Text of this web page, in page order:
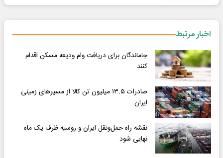
اخبار مرتبط
جاماندگان برای دریافت وام ودیعه مسکن اقدام
کنند
صادرات ۱۳.۵ میلیون تن کالا از مسیرهای زمینی
ایران
نقشه راه حمل‌ونقل ایران و روسیه ظرف یک ماه
نهایی شود